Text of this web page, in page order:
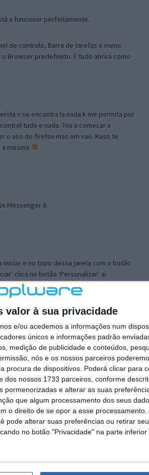
valor à sua privacidade
e/ou acedemos a informações num
únicos e informações padrão
medição de publicidade e conteúdos,
nós e os nossos parceiros
procura de dispositivos. Poderá clicar para
dos nossos 1733 parceiros, conforme
pormenorizadas e alterar as suas
que algum processamento dos seus
o direito de se opor a esse
pode alterar suas preferências ou retirar
no botão "Privacidade" na parte inferior
a funcionar perfeitamente.
de controlo, Barra de tarefas e menu
o Browser predefinido. E tudo abrirá como
n se encontra la nada k me permita por
tudo e nada. Tou a comecar a
o uso do firefox mas em vao. Kaso te
mesma
Messenger 8.
e no topo dessa janela com o botão
clica no botão ‘Personalizar’ aí
com que queres navegar e o gestor de
ou tools escolhes ‘Opções’ ou
um local para colocares um visto